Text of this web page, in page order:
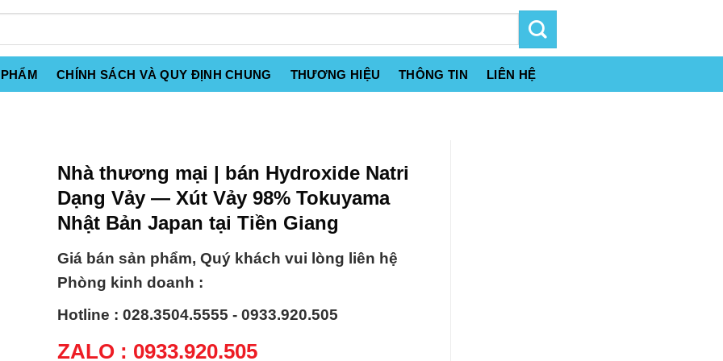
CHÍNH SÁCH VÀ QUY ĐỊNH CHUNG THƯƠNG HIỆU THÔNG TIN LIÊN HỆ
Nhà thương mại | bán Hydroxide Natri
Dạng Vảy — Xút Vảy 98% Tokuyama
Nhật Bản Japan tại Tiền Giang
Giá bán sản phẩm, Quý khách vui lòng liên hệ
Phòng kinh doanh :
Hotline : 028.3504.5555 - 0933.920.505
ZALO : 0933.920.505